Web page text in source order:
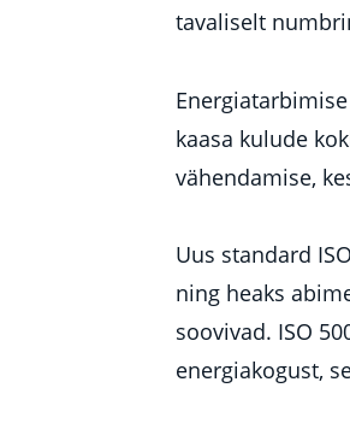
tavaliselt
kaasa kulude
vähendamise,
Uus standard
ning heaks
soovivad. ISO
energiakogust,